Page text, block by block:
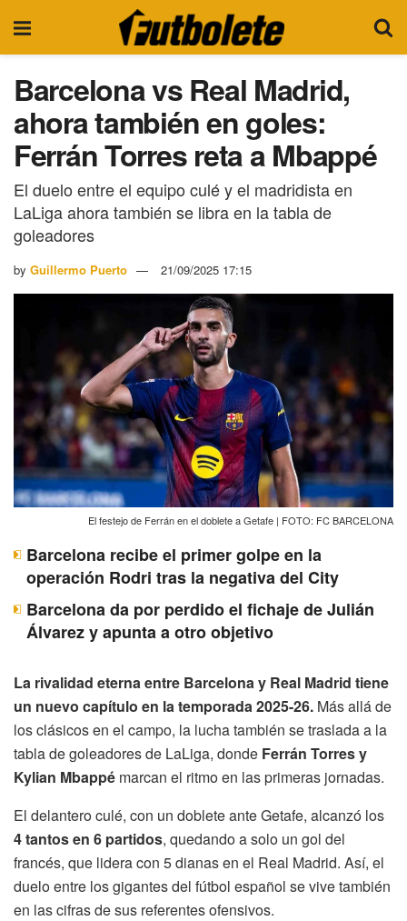
Barcelona vs Real Madrid,
ahora también en goles:
Ferrán Torres reta a Mbappé
El duelo entre el equipo culé y el madridista en
LaLiga ahora también se libra en la tabla de
goleadores
by Guillermo Puerto 21/09/2025 17:15
El festejo de Ferrán en el doblete a Getafe | FOTO: FC BARCELONA
Barcelona recibe el primer golpe en la
operación Rodri tras la negativa del City
Barcelona da por perdido el fichaje de Julián
Álvarez y apunta a otro objetivo
La rivalidad eterna entre Barcelona y Real Madrid tiene
un nuevo capítulo en la temporada 2025-26. Más allá de
los clásicos en el campo, la lucha también se traslada a la
tabla de goleadores de LaLiga, donde Ferrán Torres y
Kylian Mbappé marcan el ritmo en las primeras jornadas.
El delantero culé, con un doblete ante Getafe, alcanzó los
4 tantos en 6 partidos, quedando a solo un gol del
francés, que lidera con 5 dianas en el Real Madrid. Así, el
duelo entre los gigantes del fútbol español se vive también
en las cifras de sus referentes ofensivos.